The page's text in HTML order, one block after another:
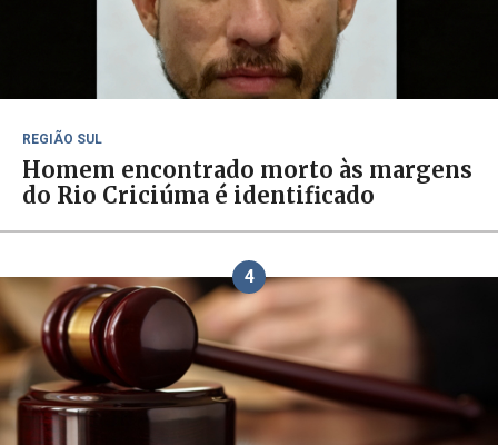
REGIÃO SUL
Homem encontrado morto às margens
do Rio Criciúma é identificado
4